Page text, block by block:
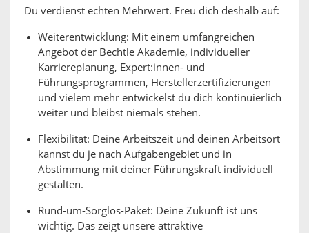
Du verdienst echten Mehrwert. Freu dich deshalb auf:
Weiterentwicklung: Mit einem umfangreichen
Angebot der Bechtle Akademie, individueller
Karriereplanung, Expert:innen- und
Führungsprogrammen, Herstellerzertifizierungen
und vielem mehr entwickelst du dich kontinuierlich
weiter und bleibst niemals stehen.
Flexibilität: Deine Arbeitszeit und deinen Arbeitsort
kannst du je nach Aufgabengebiet und in
Abstimmung mit deiner Führungskraft individuell
gestalten.
Rund-um-Sorglos-Paket: Deine Zukunft ist uns
wichtig. Das zeigt unsere attraktive